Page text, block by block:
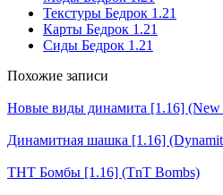
Текстуры Бедрок 1.21
Карты Бедрок 1.21
Сиды Бедрок 1.21
Похожие записи
Новые виды динамита [1.16]
Динамитная шашка [1.16]
ТНТ Бомбы [1.16] (TnT Bombs)